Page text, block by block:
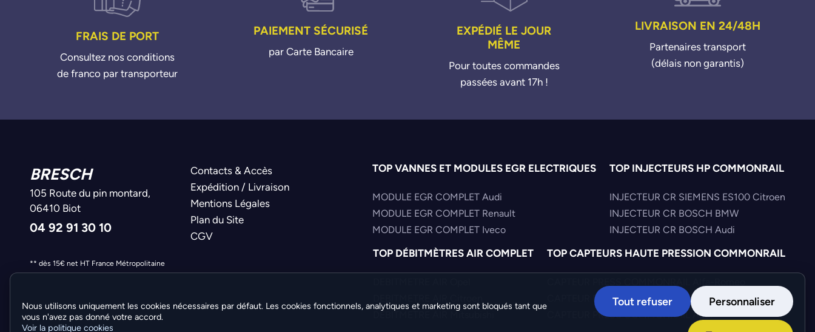
FRAIS DE PORT
Consultez nos conditions
de franco par transporteur
PAIEMENT SÉCURISÉ
par Carte Bancaire
EXPÉDIÉ LE JOUR
MÊME
Pour toutes commandes
passées avant 17h !
LIVRAISON EN 24/48H
Partenaires transport
(délais non garantis)
BRESCH
105 Route du pin montard,
06410 Biot
04 92 91 30 10
Contacts & Accès
Expédition / Livraison
Mentions Légales
Plan du Site
CGV
** dès 15€ net HT France Métropolitaine
TOP VANNES ET MODULES EGR ELECTRIQUES
MODULE EGR COMPLET Audi
MODULE EGR COMPLET Renault
MODULE EGR COMPLET Iveco
TOP INJECTEURS HP COMMONRAIL
INJECTEUR CR SIEMENS ES100 Citroen
INJECTEUR CR BOSCH BMW
INJECTEUR CR BOSCH Audi
TOP DÉBITMÈTRES AIR COMPLET
DEBITMETRE AIR Mitsubishi
TOP CAPTEURS HAUTE PRESSION COMMONRAIL
CAPTEUR PRESS COMMONRAIL Iveco
CAPTEUR PRESS COMMONRAIL Audi
Nous utilisons uniquement les cookies nécessaires par défaut. Les cookies fonctionnels, analytiques et marketing sont bloqués tant que
vous n'avez pas donné votre accord.
Voir la politique cookies
Tout refuser Personnaliser